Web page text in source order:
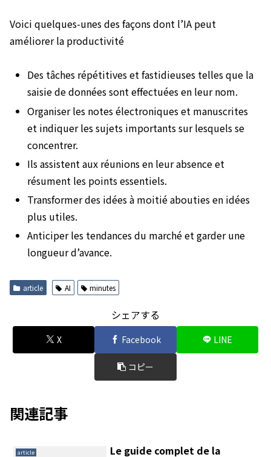
Voici quelques-unes des façons dont l’IA peut
améliorer la productivité
Des tâches répétitives et fastidieuses telles que la
saisie de données sont effectuées en leur nom.
Organiser les notes électroniques et manuscrites
et indiquer les sujets importants sur lesquels se
concentrer.
Ils assistent aux réunions en leur absence et
résument les points essentiels.
Transformer des idées à moitié abouties en idées
plus utiles.
Anticiper les tendances du marché et garder une
longueur d’avance.
article AI minutes
シェアする
X Facebook LINE
コピー
関連記事
article
Le guide complet de la